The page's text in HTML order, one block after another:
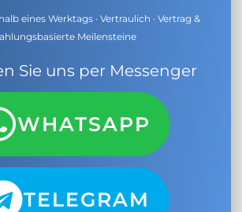
eines Werktags · Vertraulich · Vertrag &
Meilensteine
Sie uns per Messenger
WHATSAPP
TELEGRAM